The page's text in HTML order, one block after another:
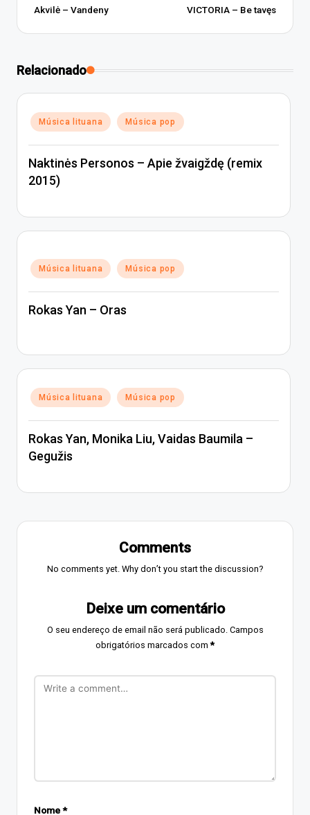
navigation
Akvilė – Vandeny VICTORIA – Be tavęs
Relacionado
Posted
in
Música lituana Música pop
Naktinės Personos – Apie žvaigždę (remix
2015)
Posted
in
Música lituana Música pop
Rokas Yan – Oras
Posted
in
Música lituana Música pop
Rokas Yan, Monika Liu, Vaidas Baumila –
Gegužis
Comments
No comments yet. Why don’t you start the discussion?
Deixe um comentário
O seu endereço de email não será publicado. Campos
obrigatórios marcados com*
Nome*